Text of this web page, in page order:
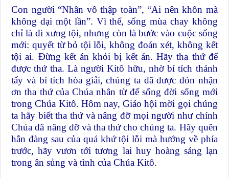
Con người “Nhân vô thập toàn”, “Ai nên khôn mà
không dại một lần”. Vì thế, sống mùa chay không
chỉ là đi xưng tội, nhưng còn là bước vào cuộc sống
mới: quyết từ bỏ tội lỗi, không đoán xét, không kết
tội ai. Đừng kết án khỏi bị kết án. Hãy tha thứ để
được thứ tha. Là người Kitô hữu, nhờ bí tích thánh
tẩy và bí tích hòa giải, chúng ta đã được đón nhận
ơn tha thứ của Chúa nhân từ để sống đời sống mới
trong Chúa Kitô. Hôm nay, Giáo hội mời gọi chúng
ta hãy biết tha thứ và nâng đỡ mọi người như chính
Chúa đã nâng đỡ và tha thứ cho chúng ta. Hãy quên
hẳn đàng sau của quá khứ tội lỗi mà hướng về phía
trước, hãy vươn tới tương lai huy hoàng sáng lạn
trong ân sủng và tình của Chúa Kitô.